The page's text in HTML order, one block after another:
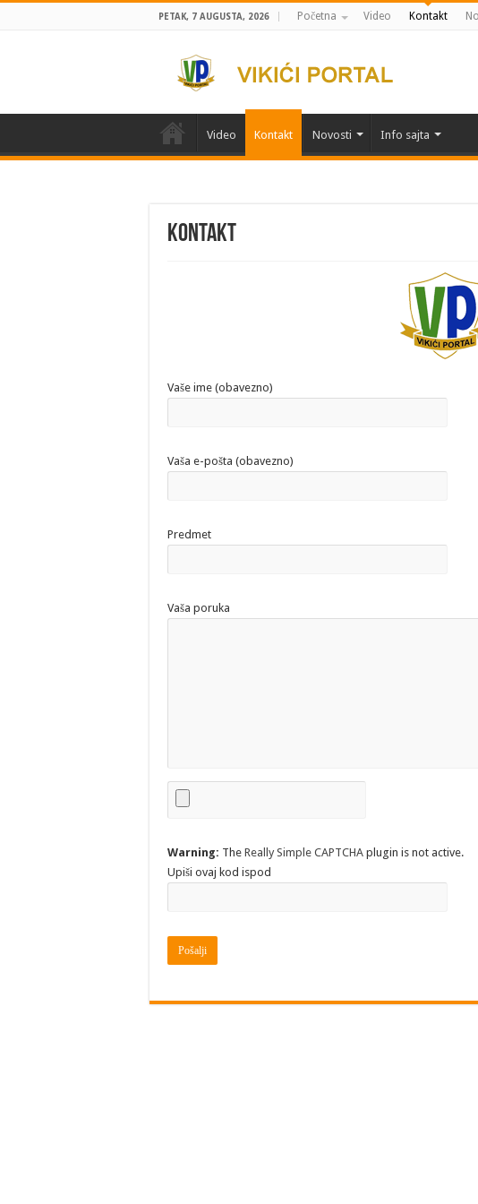
PETAK, 7 AUGUSTA, 2026 Početna Video Kontakt
Video Kontakt Novosti Info sajta
Kontakt
Vaše ime (obavezno)
Vaša e-pošta (obavezno)
Predmet
Vaša poruka
Warning: The Really Simple CAPTCHA plugin is not active.
Upiši ovaj kod ispod